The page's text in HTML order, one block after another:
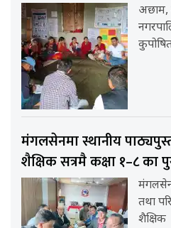
मंगलसेनमा स्थानीय
शैक्षिक सत्रमै कक्षा १–८ का
तथा
शैक्षिक